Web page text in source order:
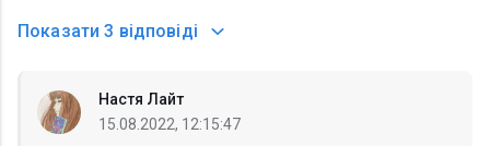
Показати 3 відповіді
Настя Лайт
15.08.2022, 12:15:47